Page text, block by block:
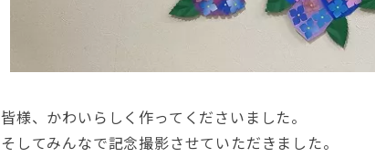
皆様、かわいらしく作ってくださいました。
そしてみんなで記念撮影させていただきました。